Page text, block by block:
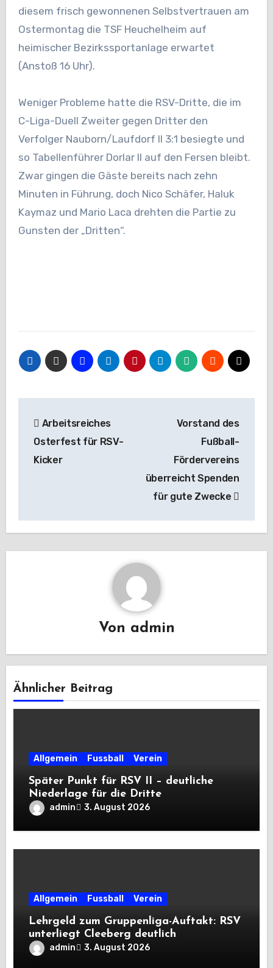
diesem frisch gewonnenen Selbstvertrauen am
Ostermontag die TSF Heuchelheim auf
heimischer Bezirkssportanlage erwartet
(Anstoß 16 Uhr).
Weniger Probleme hatte die RSV-Dritte, die im
C-Liga-Duell Zweiter gegen Dritter den
Verfolger Nauborn/Laufdorf II 3:1 besiegte und
so Tabellenführer Dorlar II auf den Fersen bleibt.
Zwar gingen die Gäste bereits nach zehn
Minuten in Führung, doch Nico Schäfer, Haluk
Kaymaz und Mario Laca drehten die Partie zu
Gunsten der „Dritten“.
Arbeitsreiches
Osterfest für RSV-
Kicker
Vorstand des
Fußball-
Fördervereins
überreicht Spenden
für gute Zwecke
Von admin
Ähnlicher Beitrag
Allgemein Fussball Verein
Später Punkt für RSV II – deutliche
Niederlage für die Dritte
admin 3. August 2026
Allgemein Fussball Verein
Lehrgeld zum Gruppenliga-Auftakt: RSV
unterliegt Cleeberg deutlich
admin 3. August 2026